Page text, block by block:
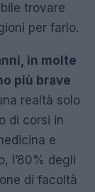
trovare
per farlo.
in molte
più brave
realtà solo
di corsi in
e
l’80% degli
di facoltà